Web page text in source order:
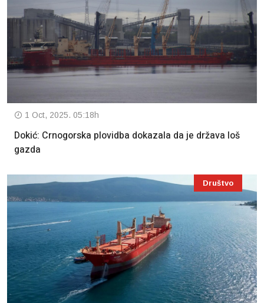
1 Oct, 2025. 05:18h
Dokić: Crnogorska plovidba dokazala da je država loš
gazda
Društvo